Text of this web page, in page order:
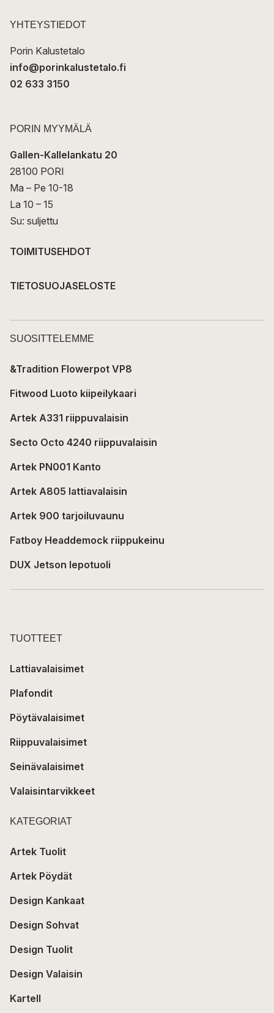
t
YHTEYSTIEDOT
Porin Kalustetalo
info@porinkalustetalo.fi
02 633 3150
PORIN MYYMÄLÄ
Gallen-Kallelankatu 20
28100 PORI
Ma – Pe 10-18
La 10 – 15
Su: suljettu
TOIMITUSEHDOT
TIETOSUOJASELOSTE
SUOSITTELEMME
&Tradition Flowerpot VP8
Fitwood Luoto kiipeilykaari
Artek A331 riippuvalaisin
Secto Octo 4240 riippuvalaisin
Artek PN001 Kanto
Artek A805 lattiavalaisin
Artek 900 tarjoiluvaunu
Fatboy Headdemock riippukeinu
DUX Jetson lepotuoli
TUOTTEET
Lattiavalaisimet
Plafondit
Pöytävalaisimet
Riippuvalaisimet
Seinävalaisimet
Valaisintarvikkeet
KATEGORIAT
Artek Tuolit
Artek Pöydät
Design Kankaat
Design Sohvat
Design Tuolit
Design Valaisin
Kartell